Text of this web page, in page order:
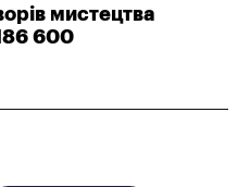
мистецтва
600